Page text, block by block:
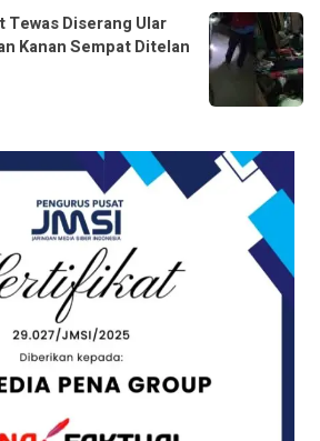
Tewas Diserang Ular
Kanan Sempat Ditelan